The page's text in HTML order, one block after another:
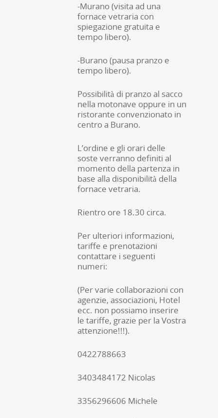
-Murano (visita ad una
fornace vetraria con
spiegazione gratuita e
tempo libero).
-Burano (pausa pranzo e
tempo libero).
Possibilità di pranzo al sacco
nella motonave oppure in un
ristorante convenzionato in
centro a Burano.
L’ordine e gli orari delle
soste verranno definiti al
momento della partenza in
base alla disponibilità della
fornace vetraria.
Rientro ore 18.30 circa.
Per ulteriori informazioni,
tariffe e prenotazioni
contattare i seguenti
numeri:
(Per varie collaborazioni con
agenzie, associazioni, Hotel
ecc. non possiamo inserire
le tariffe, grazie per la Vostra
attenzione!!!).
0422788663
3403484172 Nicolas
3356296606 Michele